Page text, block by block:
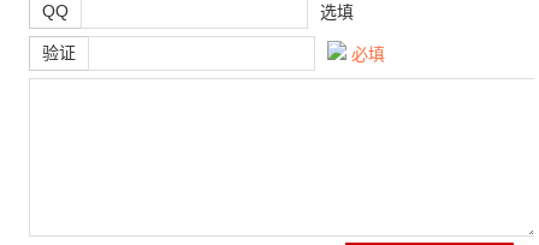
QQ 选填
验证 必填